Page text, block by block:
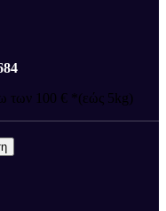
των 100 € *(εώς 5kg)